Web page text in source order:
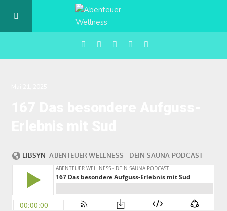
Ebook
Empfehlungen für die Sauna